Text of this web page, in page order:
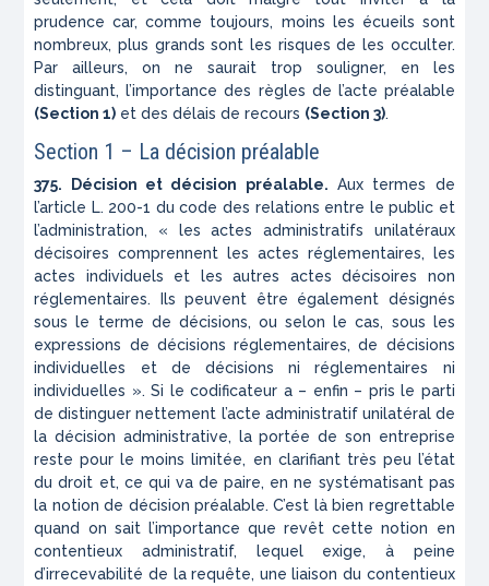
prudence car, comme toujours, moins les écueils sont
nombreux, plus grands sont les risques de les occulter.
Par ailleurs, on ne saurait trop souligner, en les
distinguant, l’importance des règles de l’acte préalable
(Section 1) et des délais de recours (Section 3).
Section 1 – La décision préalable
375. Décision et décision préalable. Aux termes de
l’article L. 200-1 du code des relations entre le public et
l’administration, « les actes administratifs unilatéraux
décisoires comprennent les actes réglementaires, les
actes individuels et les autres actes décisoires non
réglementaires. Ils peuvent être également désignés
sous le terme de décisions, ou selon le cas, sous les
expressions de décisions réglementaires, de décisions
individuelles et de décisions ni réglementaires ni
individuelles ». Si le codificateur a – enfin – pris le parti
de distinguer nettement l’acte administratif unilatéral de
la décision administrative, la portée de son entreprise
reste pour le moins limitée, en clarifiant très peu l’état
du droit et, ce qui va de paire, en ne systématisant pas
la notion de décision préalable. C’est là bien regrettable
quand on sait l’importance que revêt cette notion en
contentieux administratif, lequel exige, à peine
d’irrecevabilité de la requête, une liaison du contentieux